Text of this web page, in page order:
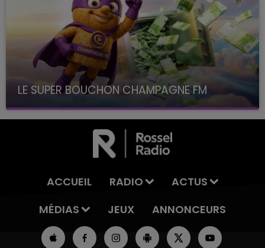
LE SUPER BOUCHON CHAMPAGNE FM
avec La Famille Champagne FM, à 8H10
ACCUEIL RADIO
ACTUS
MÉDIAS
JEUX ANNONCEURS